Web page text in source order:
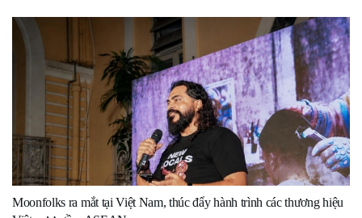
Moonfolks ra mắt tại Việt Nam, thúc đẩy hành trình các thương hiệu